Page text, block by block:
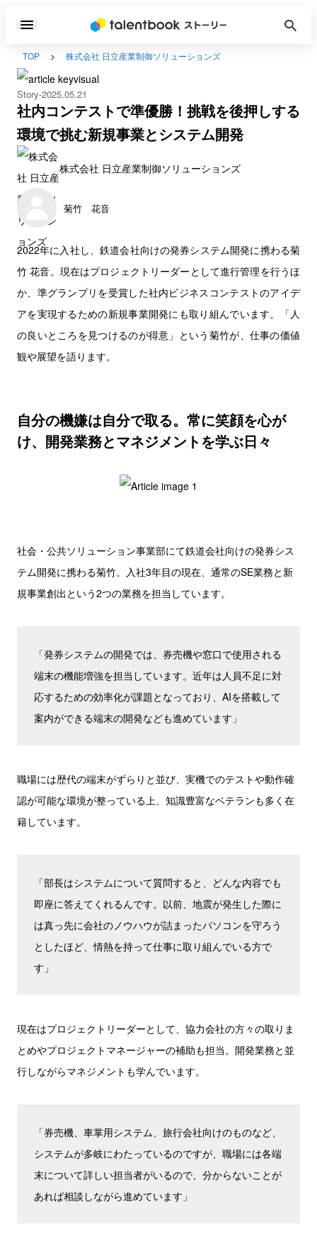
TOP 株式会社 日立産業制御ソリューションズ
Story 2025.05.21
社内コンテストで準優勝！挑戦を後押しする
環境で挑む新規事業とシステム開発
株式会社 日立産業制御ソリューションズ
菊竹 花音
2022年に入社し、鉄道会社向けの発券システム開発に携わる菊
竹 花音。現在はプロジェクトリーダーとして進行管理を行うほ
か、準グランプリを受賞した社内ビジネスコンテストのアイデ
アを実現するための新規事業開発にも取り組んでいます。「人
の良いところを見つけるのが得意」という菊竹が、仕事の価値
観や展望を語ります。
自分の機嫌は自分で取る。常に笑顔を心が
け、開発業務とマネジメントを学ぶ日々
社会・公共ソリューション事業部にて鉄道会社向けの発券シス
テム開発に携わる菊竹。入社3年目の現在、通常のSE業務と新
規事業創出という2つの業務を担当しています。
「発券システムの開発では、券売機や窓口で使用される
端末の機能増強を担当しています。近年は人員不足に対
応するための効率化が課題となっており、AIを搭載して
案内ができる端末の開発なども進めています」
職場には歴代の端末がずらりと並び、実機でのテストや動作確
認が可能な環境が整っている上、知識豊富なベテランも多く在
籍しています。
「部長はシステムについて質問すると、どんな内容でも
即座に答えてくれるんです。以前、地震が発生した際に
は真っ先に会社のノウハウが詰まったパソコンを守ろう
としたほど、情熱を持って仕事に取り組んでいる方で
す」
現在はプロジェクトリーダーとして、協力会社の方々の取りま
とめやプロジェクトマネージャーの補助も担当。開発業務と並
行しながらマネジメントも学んでいます。
「券売機、車掌用システム、旅行会社向けのものなど、
システムが多岐にわたっているのですが、職場には各端
末について詳しい担当者がいるので、分からないことが
あれば相談しながら進めています」